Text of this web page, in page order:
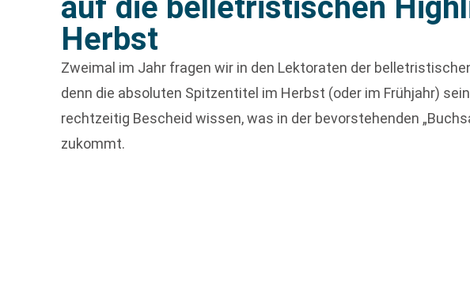
auf die belletristischen
Herbst
Zweimal im Jahr fragen wir in den Lektoraten der
denn die absoluten Spitzentitel im Herbst (oder im Frühjahr)
rechtzeitig Bescheid wissen, was in der bevorstehenden
zukommt.